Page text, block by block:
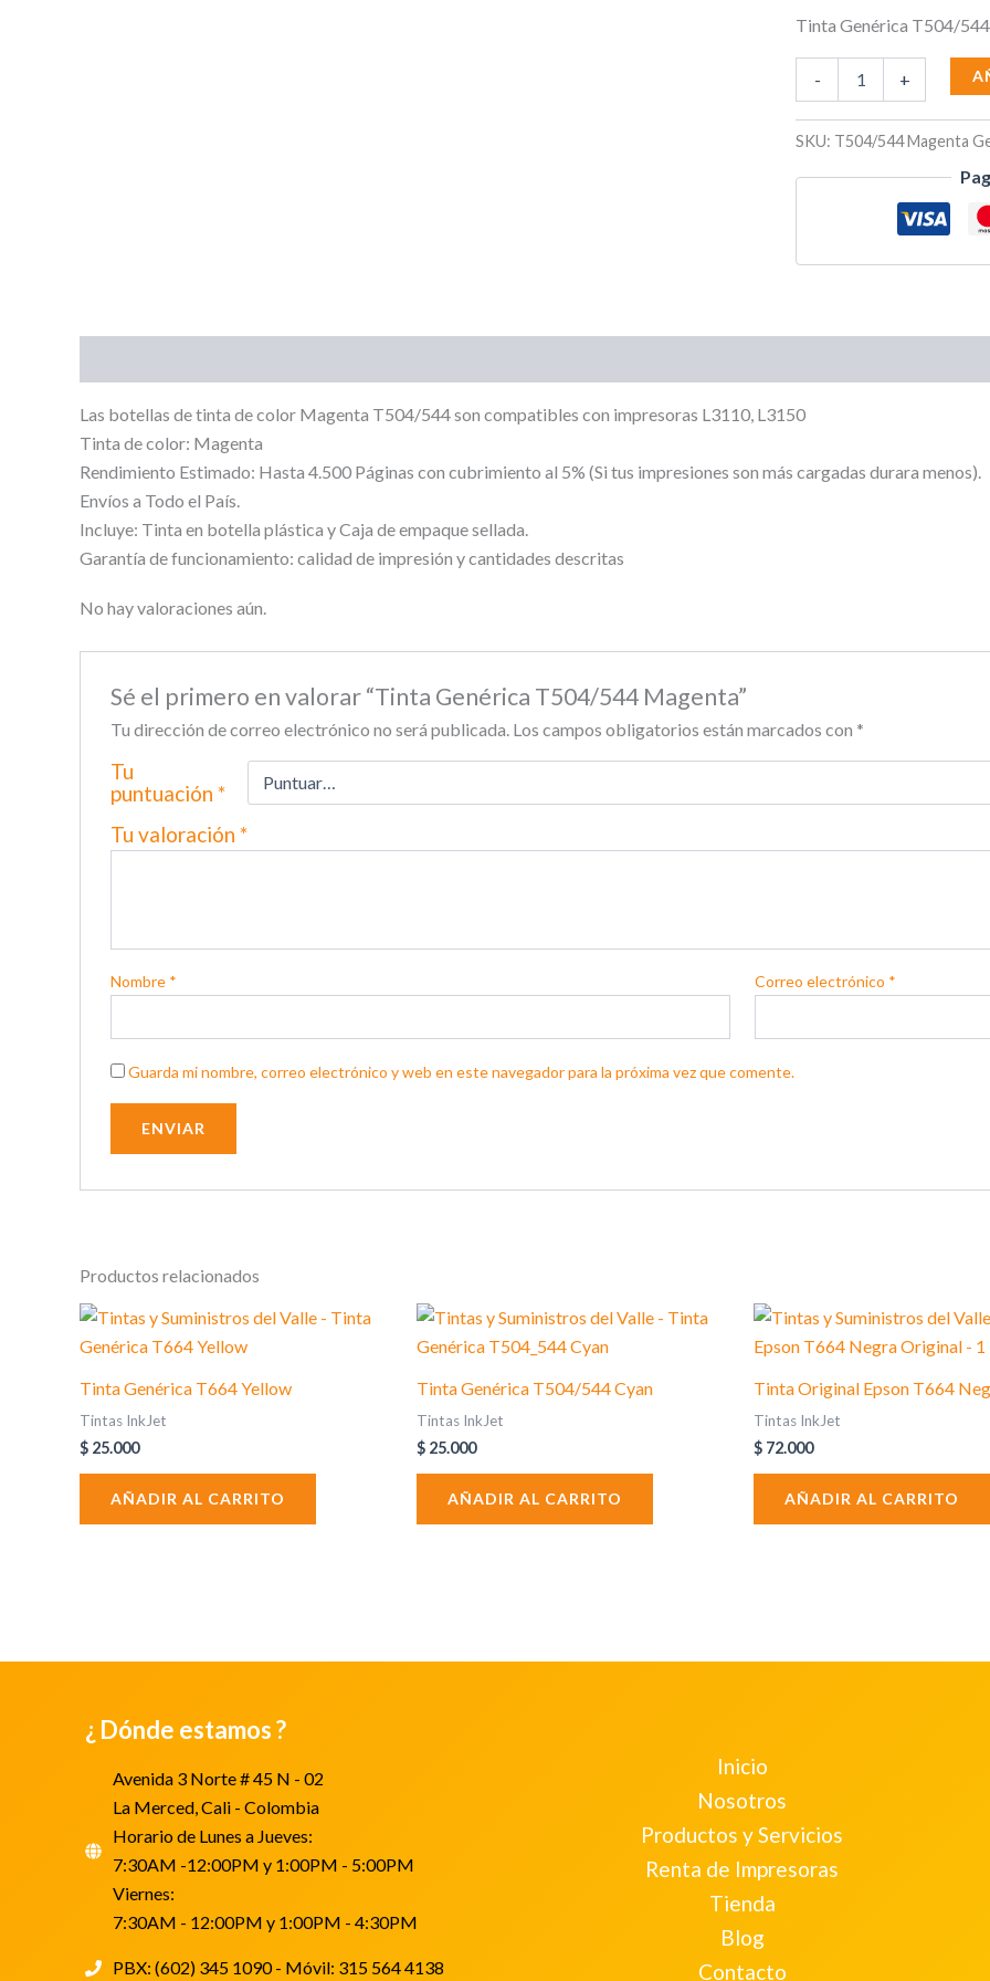
Tinta Genérica T504/
- +
SKU: T504/544 Magenta
Las botellas de tinta de color Magenta T504/544 son compatibles con impresoras L3110, L3150
Tinta de color: Magenta
Rendimiento Estimado: Hasta 4.500 Páginas con cubrimiento al 5% (Si tus impresiones son más cargadas durara menos).
Envíos a Todo el País.
Incluye: Tinta en botella plástica y Caja de empaque sellada.
Garantía de funcionamiento: calidad de impresión y cantidades descritas
No hay valoraciones aún.
Sé el primero en valorar “Tinta Genérica T504/544 Magenta”
Tu dirección de correo electrónico no será publicada. Los campos obligatorios están marcados con *
Tu
puntuación *
Tu valoración *
Nombre * Correo electrónico *
Guarda mi nombre, correo electrónico y web en este navegador para la próxima vez que comente.
Productos relacionados
Tinta Genérica T664 Yellow
Tintas InkJet
$ 25.000
AÑADIR AL CARRITO
Tinta Genérica T504/544 Cyan
Tintas InkJet
$ 25.000
AÑADIR AL CARRITO
Tinta Original Epson T664
Tintas InkJet
$ 72.000
AÑADIR AL CARRITO
¿ Dónde estamos ?
Avenida 3 Norte # 45 N - 02
La Merced, Cali - Colombia
Horario de Lunes a Jueves:
7:30AM -12:00PM y 1:00PM - 5:00PM
Viernes:
7:30AM - 12:00PM y 1:00PM - 4:30PM
PBX: (602) 345 1090 - Móvil: 315 564 4138
Inicio
Nosotros
Productos y Servicios
Renta de Impresoras
Tienda
Blog
Contacto